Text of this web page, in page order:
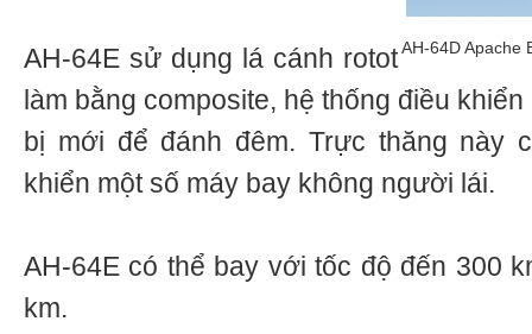
AH-64D Apache
AH-64E sử dụng lá cánh rotot
làm bằng composite, hệ thống điều
bị mới để đánh đêm. Trực thăng này
khiển một số máy bay không người lái.
AH-64E có thể bay với tốc độ đến 300
km.